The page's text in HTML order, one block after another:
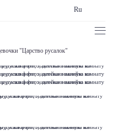
Ru
"Царство русалок"